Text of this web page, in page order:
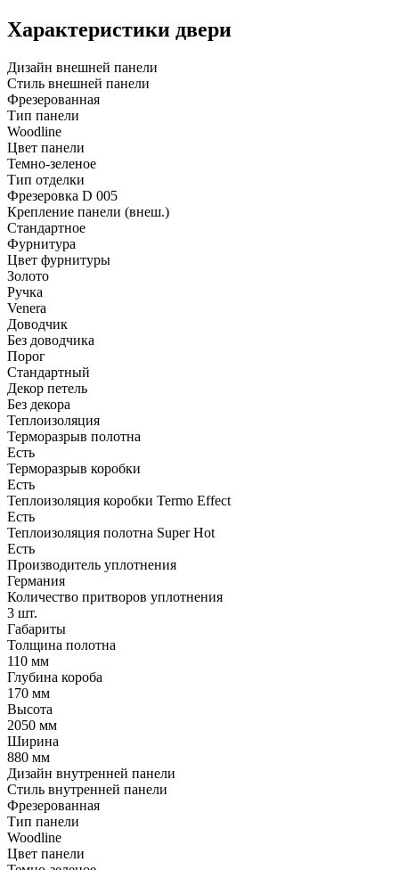
Характеристики двери
Дизайн внешней панели
Стиль внешней панели
Фрезерованная
Тип панели
Woodline
Цвет панели
Темно-зеленое
Тип отделки
Фрезеровка D 005
Крепление панели (внеш.)
Стандартное
Фурнитура
Цвет фурнитуры
Золото
Ручка
Venera
Доводчик
Без доводчика
Порог
Стандартный
Декор петель
Без декора
Теплоизоляция
Терморазрыв полотна
Есть
Терморазрыв коробки
Есть
Теплоизоляция коробки Termo Effect
Есть
Теплоизоляция полотна Super Нot
Есть
Производитель уплотнения
Германия
Количество притворов уплотнения
3 шт.
Габариты
Толщина полотна
110 мм
Глубина короба
170 мм
Высота
2050 мм
Ширина
880 мм
Дизайн внутренней панели
Стиль внутренней панели
Фрезерованная
Тип панели
Woodline
Цвет панели